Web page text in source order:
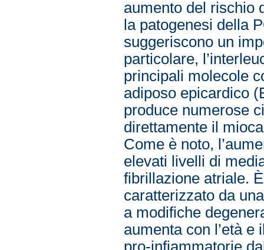
aumento del rischio
la patogenesi della
suggeriscono un
particolare,
principali molecole
adiposo epicardico
produce numerose
direttamente il
Come è noto,
elevati livelli di
fibrillazione atriale.
caratterizzato da
a modifiche
aumenta con l’età
pro-infiammatorie